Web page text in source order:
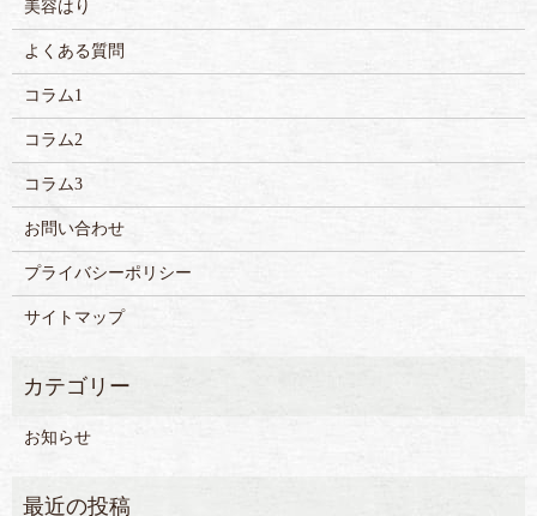
美容はり
よくある質問
コラム1
コラム2
コラム3
お問い合わせ
プライバシーポリシー
サイトマップ
お知らせ